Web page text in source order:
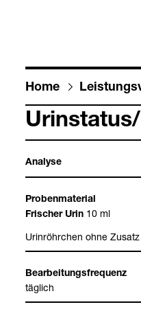
Home
Ana­lyse
Pro­ben­ma­te­rial
Fri­scher Urin 10 ml
Urin­röhr­chen ohne Zusatz
Bear­bei­tungs­fre­quenz
täg­lich